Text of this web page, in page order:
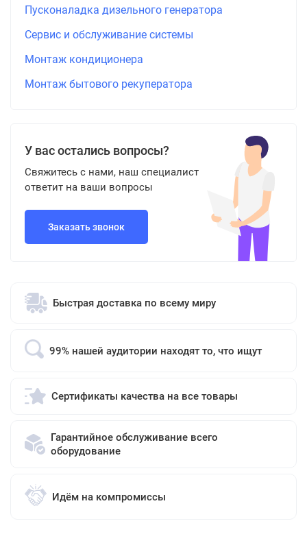
Пусконаладка дизельного генератора
Сервис и обслуживание системы
Монтаж кондиционера
Монтаж бытового рекуператора
У вас остались вопросы?
Свяжитесь с нами, наш специалист
ответит на ваши вопросы
Заказать звонок
Быстрая доставка по всему миру
99% нашей аудитории находят то, что ищут
Сертификаты качества на все товары
Гарантийное обслуживание всего
оборудование
Идём на компромиссы